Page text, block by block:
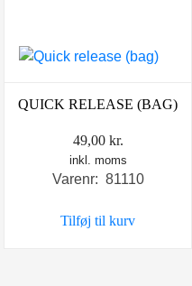
QUICK RELEASE (BAG)
49,00 kr.
inkl. moms
Varenr: 81110
Tilføj til kurv